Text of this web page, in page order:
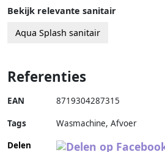
Bekijk relevante sanitair
Aqua Splash sanitair
Referenties
EAN 8719304287315
Tags
Wasmachine, Afvoer
Delen